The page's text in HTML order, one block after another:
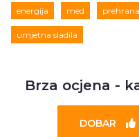
energija med prehrana
umjetna sladila
Brza ocjena -
DOBAR